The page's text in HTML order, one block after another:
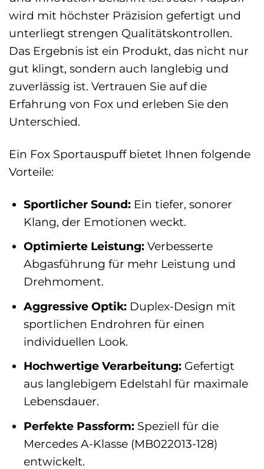
wird mit höchster Präzision gefertigt und
unterliegt strengen Qualitätskontrollen.
Das Ergebnis ist ein Produkt, das nicht nur
gut klingt, sondern auch langlebig und
zuverlässig ist. Vertrauen Sie auf die
Erfahrung von Fox und erleben Sie den
Unterschied.
Ein Fox Sportauspuff bietet Ihnen folgende
Vorteile:
Sportlicher Sound:Ein tiefer, sonorer
Klang, der Emotionen weckt.
Optimierte Leistung:Verbesserte
Abgasführung für mehr Leistung und
Drehmoment.
Aggressive Optik:Duplex-Design mit
sportlichen Endrohren für einen
individuellen Look.
Hochwertige Verarbeitung:Gefertigt
aus langlebigem Edelstahl für maximale
Lebensdauer.
Perfekte Passform:Speziell für die
Mercedes A-Klasse (MB022013-128)
entwickelt.